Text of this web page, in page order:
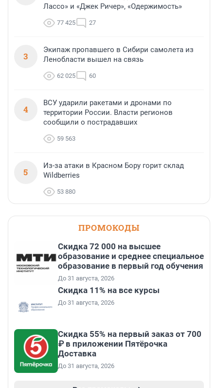
Лассо» и «Джек Ричер», «Одержимость»
77 425 27
3
Экипаж пропавшего в Сибири самолета из
Ленобласти вышел на связь
62 025 60
4
ВСУ ударили ракетами и дронами по
территории России. Власти регионов
сообщили о пострадавших
59 563
5
Из-за атаки в Красном Бору горит склад
Wildberries
53 880
ПРОМОКОДЫ
Скидка 72 000 на высшее
образование и среднее специальное
образование в первый год обучения
До 31 августа, 2026
Скидка 11% на все курсы
До 31 августа, 2026
Скидка 55% на первый заказ от 700
₽ в приложении Пятёрочка
Доставка
До 31 августа, 2026